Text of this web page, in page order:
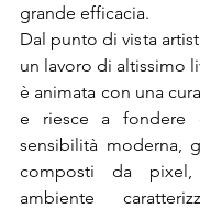
grande efficacia.
Dal punto di vista
un lavoro di altissimo
è animata con una
e riesce a fondere
sensibilità moderna,
composti da
ambiente